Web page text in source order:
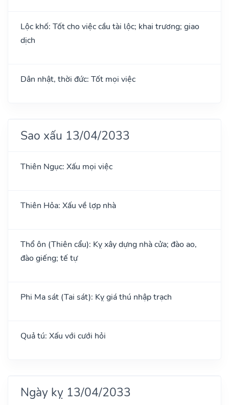
Lộc khố: Tốt cho việc cầu tài lộc; khai trương; giao
dịch
Dân nhật, thời đức: Tốt mọi việc
Sao xấu 13/04/2033
Thiên Ngục: Xấu mọi việc
Thiên Hỏa: Xấu về lợp nhà
Thổ ôn (Thiên cẩu): Kỵ xây dựng nhà cửa; đào ao,
đào giếng; tế tự
Phi Ma sát (Tai sát): Kỵ giá thú nhập trạch
Quả tú: Xấu với cưới hỏi
Ngày kỵ 13/04/2033